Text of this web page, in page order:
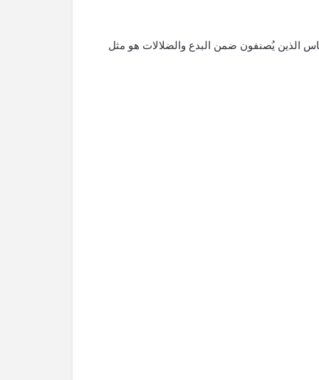
الذين يُصنفون ضمن البدع والضلالات هو مثل